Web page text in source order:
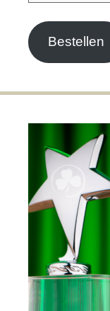
Bestellen